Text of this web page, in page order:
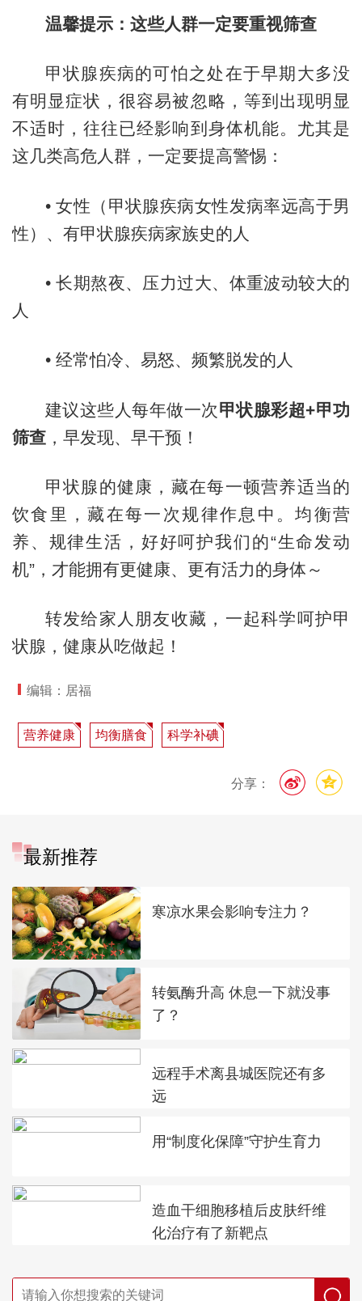
温馨提示：这些人群一定要重视筛查
甲状腺疾病的可怕之处在于早期大多没
有明显症状，很容易被忽略，等到出现明显
不适时，往往已经影响到身体机能。尤其是
这几类高危人群，一定要提高警惕：
•女性（甲状腺疾病女性发病率远高于男
性）、有甲状腺疾病家族史的人
•长期熬夜、压力过大、体重波动较大的
人
• 经常怕冷、易怒、频繁脱发的人
建议这些人每年做一次甲状腺彩超+甲功
筛查，早发现、早干预！
甲状腺的健康，藏在每一顿营养适当的
饮食里，藏在每一次规律作息中。均衡营
养、规律生活，好好呵护我们的“生命发动
机”，才能拥有更健康、更有活力的身体～
转发给家人朋友收藏，一起科学呵护甲
状腺，健康从吃做起！
编辑：居福
营养健康 均衡膳食 科学补碘
分享：
最新推荐
寒凉水果会影响专注力？
转氨酶升高 休息一下就没事
了？
远程手术离县城医院还有多
远
用“制度化保障”守护生育力
造血干细胞移植后皮肤纤维
化治疗有了新靶点